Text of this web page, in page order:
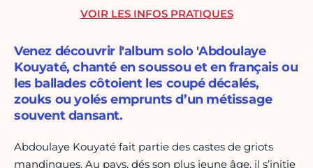
Venez découvrir l'album solo 'Abdoulaye
Kouyaté, chanté en soussou et en français ou
les ballades côtoient les coupé décalés,
zouks ou yolés emprunts d’un métissage
souvent dansant.
Abdoulaye Kouyaté fait partie des castes de griots
mandingues. Au pays, dés son plus jeune âge, il s’initie
VOIR LES INFOS PRATIQUES